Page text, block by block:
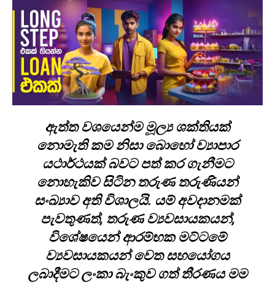
ඇත්ත වශයෙන්ම මූල්‍ය ශක්තියක්
නොමැති කම නිසා බොහෝ ව්‍යාපාර
යථාර්ථයක් බවට පත් කර ගැනීමට
නොහැකිව සිටින තරුණ තරුණියන්
සංඛ්‍යාව අති විශාලයි. යම් අවදානමක්
පැවතුණත්, තරුණ ව්‍යවසායකයන්,
විශේෂයෙන් ආරම්භක මට්ටමේ
ව්‍යවසායකයන් වෙත සහයෝගය
ලබාදීමට ලංකා බැංකුව ගත් තීරණය මම